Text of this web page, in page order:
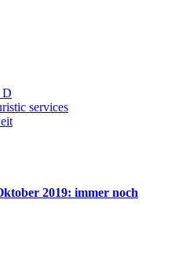
D
services
2019: immer noch